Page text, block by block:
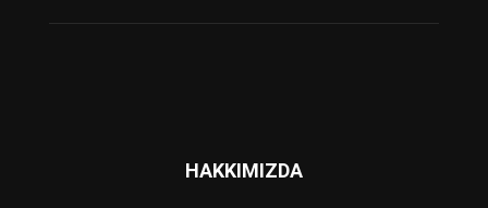
HAKKIMIZDA